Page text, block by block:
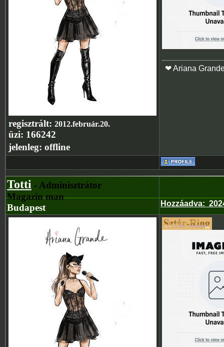
regisztrált: 2012.február.20.
üzi: 166242
jelenleg: offline
❤ Ariana
Totti- Adminisztrátor
Magazin man
Budapest
Hozzáadva: